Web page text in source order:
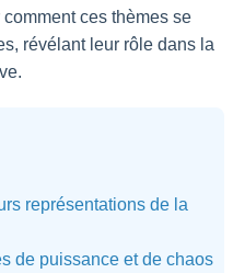
ces thèmes se
révélant leur rôle dans la
représentations de la
de puissance et de chaos